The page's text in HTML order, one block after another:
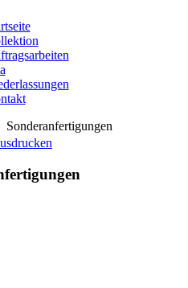
Sonderanfertigungen